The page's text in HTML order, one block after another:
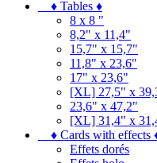
♦ Tables ♦
8 x 8 "
8,2" x 11,4"
15,7" x 15,7"
11,8" x 23,6"
17" x 23,6"
[XL] 27,5" x
23,6" x 47,2"
[XL] 31,4" x
♦ Cards with effects
Effets dorés